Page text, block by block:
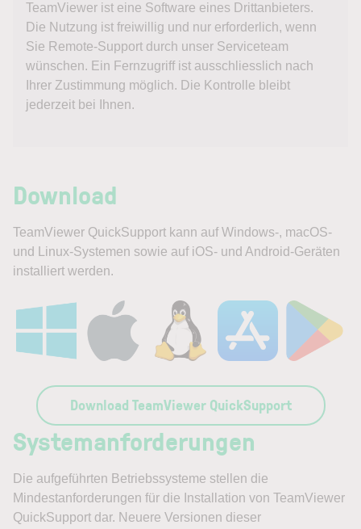
TeamViewer ist eine Software eines Drittanbieters.
Die Nutzung ist freiwillig und nur erforderlich, wenn
Sie Remote-Support durch unser Serviceteam
wünschen. Ein Fernzugriff ist ausschliesslich nach
Ihrer Zustimmung möglich. Die Kontrolle bleibt
jederzeit bei Ihnen.
Download
TeamViewer QuickSupport kann auf Windows-, macOS-
und Linux-Systemen sowie auf iOS- und Android-Geräten
installiert werden.
Download TeamViewer QuickSupport
Systemanforderungen
Die aufgeführten Betriebssysteme stellen die
Mindestanforderungen für die Installation von TeamViewer
QuickSupport dar. Neuere Versionen dieser